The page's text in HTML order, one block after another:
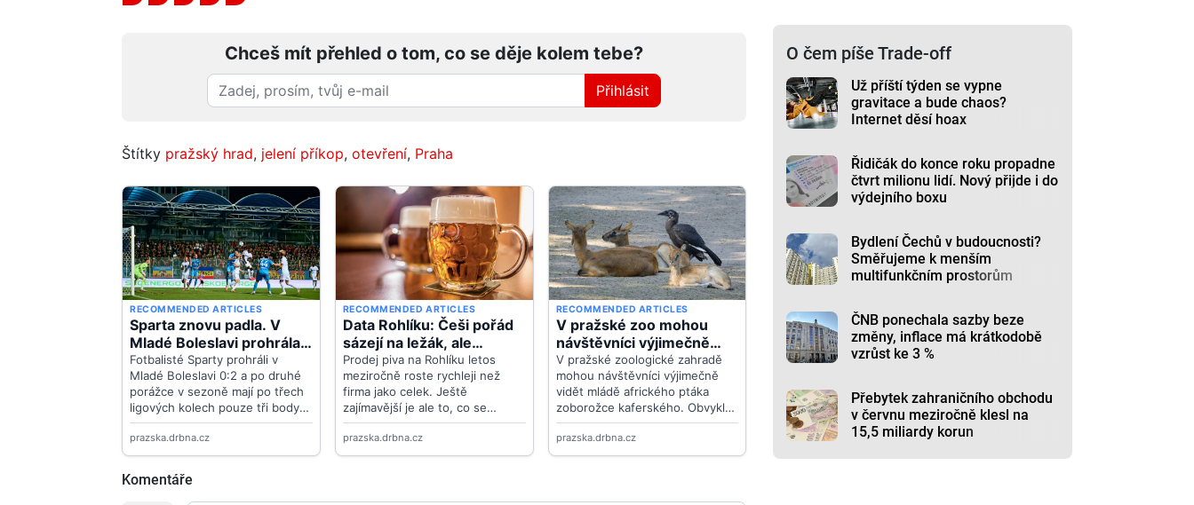
Chceš mít přehled o tom, co se děje kolem tebe?
Přihlásit
Štítky pražský hrad, jelení příkop, otevření, Praha
Komentáře
O čem píše Trade-off
Už příští týden se vypne
gravitace a bude chaos?
Internet děsí hoax
Řidičák do konce roku propadne
čtvrt milionu lidí. Nový přijde i do
výdejního boxu
Bydlení Čechů v budoucnosti?
Směřujeme k menším
multifunkčním prostorům
ČNB ponechala sazby beze
změny, inflace má krátkodobě
vzrůst ke 3 %
Přebytek zahraničního obchodu
v červnu meziročně klesl na
15,5 miliardy korun